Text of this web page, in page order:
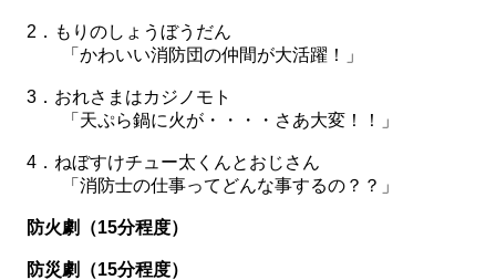
2．もりのしょうぼうだん
「かわいい消防団の仲間が大活躍！」
3．おれさまはカジノモト
「天ぷら鍋に火が・・・・さあ大変！！」
4．ねぼすけチュー太くんとおじさん
「消防士の仕事ってどんな事するの？？」
防火劇（15分程度）
防災劇（15分程度）